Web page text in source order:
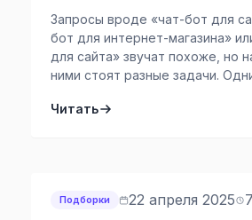
Запросы вроде «чат-бот для
бот для интернет-магазина»
для сайта» звучат похоже, но
ними стоят разные задачи.
типовые вопросы, разгружать
Читать
Подборки 22 апреля 2025